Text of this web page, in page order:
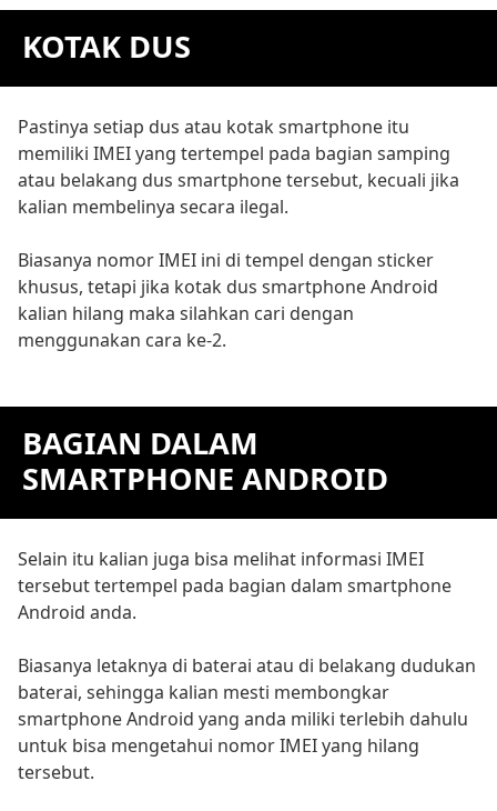
KOTAK DUS
Pastinya setiap dus atau kotak smartphone itu
memiliki IMEI yang tertempel pada bagian samping
atau belakang dus smartphone tersebut, kecuali jika
kalian membelinya secara ilegal.
Biasanya nomor IMEI ini di tempel dengan sticker
khusus, tetapi jika kotak dus smartphone Android
kalian hilang maka silahkan cari dengan
menggunakan cara ke-2.
BAGIAN DALAM
SMARTPHONE ANDROID
Selain itu kalian juga bisa melihat informasi IMEI
tersebut tertempel pada bagian dalam smartphone
Android anda.
Biasanya letaknya di baterai atau di belakang dudukan
baterai, sehingga kalian mesti membongkar
smartphone Android yang anda miliki terlebih dahulu
untuk bisa mengetahui nomor IMEI yang hilang
tersebut.